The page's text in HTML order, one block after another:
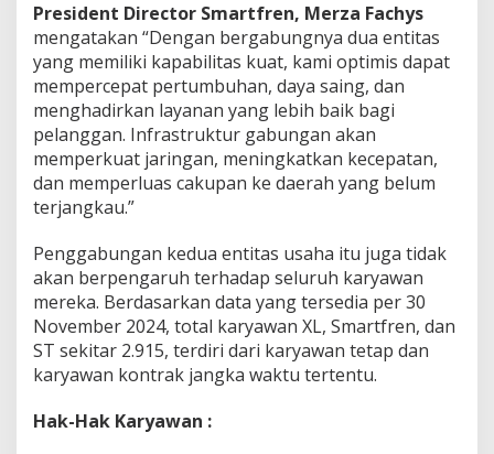
President Director Smartfren, Merza Fachys
mengatakan “Dengan bergabungnya dua entitas
yang memiliki kapabilitas kuat, kami optimis dapat
mempercepat pertumbuhan, daya saing, dan
menghadirkan layanan yang lebih baik bagi
pelanggan. Infrastruktur gabungan akan
memperkuat jaringan, meningkatkan kecepatan,
dan memperluas cakupan ke daerah yang belum
terjangkau.”
Penggabungan kedua entitas usaha itu juga tidak
akan berpengaruh terhadap seluruh karyawan
mereka. Berdasarkan data yang tersedia per 30
November 2024, total karyawan XL, Smartfren, dan
ST sekitar 2.915, terdiri dari karyawan tetap dan
karyawan kontrak jangka waktu tertentu.
Hak-Hak Karyawan :